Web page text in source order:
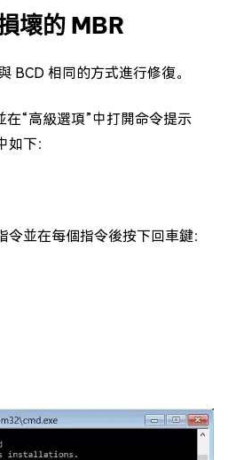
壞的 MBR
BCD 相同的方式進行修復。
在“高級選項”中打開命令提示
下：
令並在每個指令後按下回車鍵：